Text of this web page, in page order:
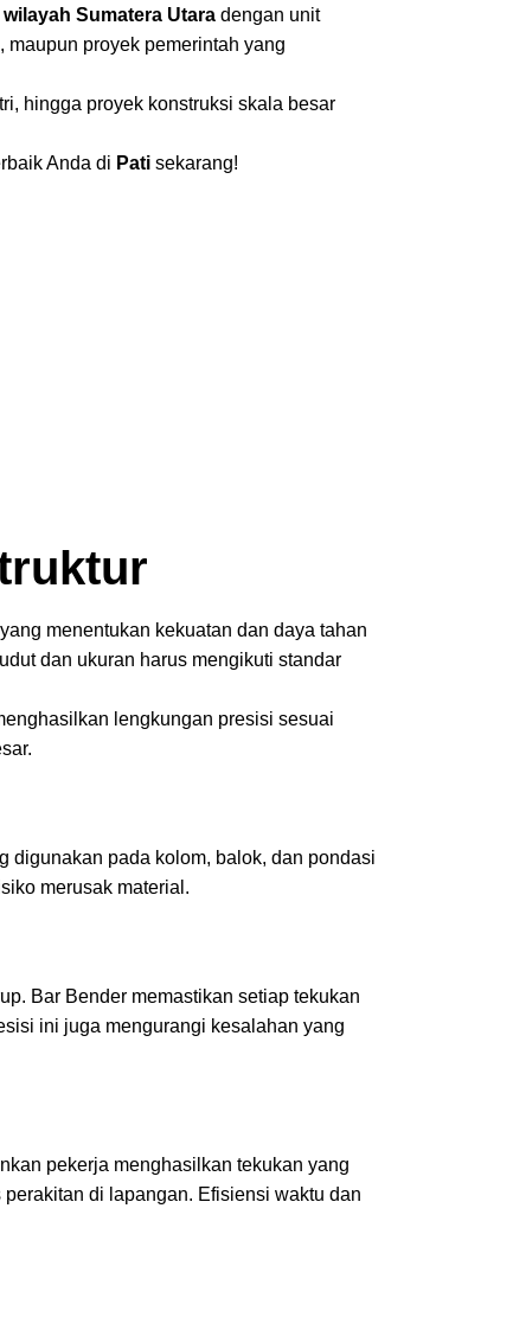
Sumatera Utara dengan unit
proyek pemerintah yang
hingga proyek konstruksi skala besar
Anda di Pati sekarang!
menentukan kekuatan dan daya tahan
dan ukuran harus mengikuti standar
lengkungan presisi sesuai
digunakan pada kolom, balok, dan pondasi
merusak material.
Bar Bender memastikan setiap tekukan
ini juga mengurangi kesalahan yang
pekerja menghasilkan tekukan yang
di lapangan. Efisiensi waktu dan